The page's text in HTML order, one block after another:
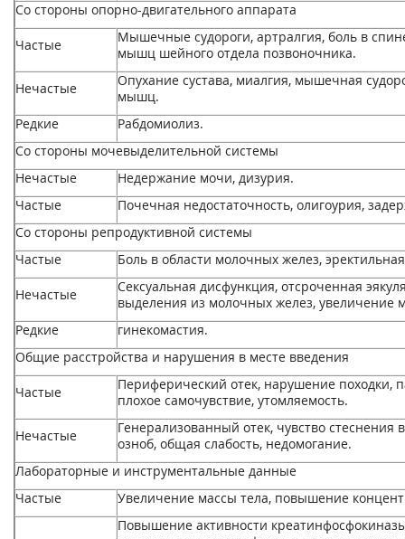
Со стороны опорно-двигательного аппарата
Частые
Мышечные судороги, артралгия, боль в
мышц шейного отдела позвоночника.
Нечастые
Опухание сустава, миалгия, мышечная
мышц.
Редкие
Рабдомиолиз.
Со стороны мочевыделительной системы
Нечастые
Недержание мочи, дизурия.
Частые
Почечная недостаточность, олигоурия,
Со стороны репродуктивной системы
Частые
Боль в области молочных желез,
Нечастые
Сексуальная дисфункция, отсроченная
выделения из молочных желез, увеличение
Редкие
гинекомастия.
Общие расстройства и нарушения в месте введения
Частые
Периферический отек, нарушение походки,
плохое самочувствие, утомляемость.
Нечастые
Генерализованный отек, чувство стеснения
озноб, общая слабость, недомогание.
Лабораторные и инструментальные данные
Частые
Увеличение массы тела, повышение
Повышение активности